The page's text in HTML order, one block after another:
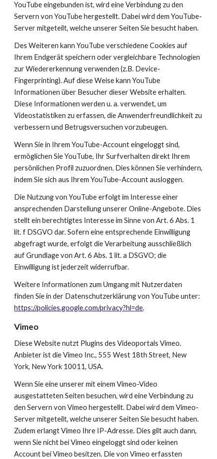
YouTube eingebunden ist, wird eine Verbindung zu den
Servern von YouTube hergestellt. Dabei wird dem YouTube-
Server mitgeteilt, welche unserer Seiten Sie besucht haben.
Des Weiteren kann YouTube verschiedene Cookies auf
Ihrem Endgerät speichern oder vergleichbare Technologien
zur Wiedererkennung verwenden (z.B. Device-
Fingerprinting). Auf diese Weise kann YouTube
Informationen über Besucher dieser Website erhalten.
Diese Informationen werden u. a. verwendet, um
Videostatistiken zu erfassen, die Anwenderfreundlichkeit zu
verbessern und Betrugsversuchen vorzubeugen.
Wenn Sie in Ihrem YouTube-Account eingeloggt sind,
ermöglichen Sie YouTube, Ihr Surfverhalten direkt Ihrem
persönlichen Profil zuzuordnen. Dies können Sie verhindern,
indem Sie sich aus Ihrem YouTube-Account ausloggen.
Die Nutzung von YouTube erfolgt im Interesse einer
ansprechenden Darstellung unserer Online-Angebote. Dies
stellt ein berechtigtes Interesse im Sinne von Art. 6 Abs. 1
lit. f DSGVO dar. Sofern eine entsprechende Einwilligung
abgefragt wurde, erfolgt die Verarbeitung ausschließlich
auf Grundlage von Art. 6 Abs. 1 lit. a DSGVO; die
Einwilligung ist jederzeit widerrufbar.
Weitere Informationen zum Umgang mit Nutzerdaten
finden Sie in der Datenschutzerklärung von YouTube unter:
https://policies.google.com/privacy?hl=de.
Vimeo
Diese Website nutzt Plugins des Videoportals Vimeo.
Anbieter ist die Vimeo Inc., 555 West 18th Street, New
York, New York 10011, USA.
Wenn Sie eine unserer mit einem Vimeo-Video
ausgestatteten Seiten besuchen, wird eine Verbindung zu
den Servern von Vimeo hergestellt. Dabei wird dem Vimeo-
Server mitgeteilt, welche unserer Seiten Sie besucht haben.
Zudem erlangt Vimeo Ihre IP-Adresse. Dies gilt auch dann,
wenn Sie nicht bei Vimeo eingeloggt sind oder keinen
Account bei Vimeo besitzen. Die von Vimeo erfassten